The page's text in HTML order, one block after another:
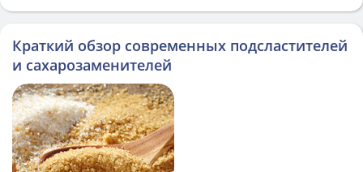
Краткий обзор современных подсластителей
и сахарозаменителей